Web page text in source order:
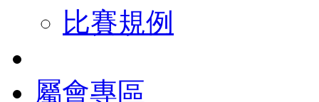
比賽規例
屬會專區